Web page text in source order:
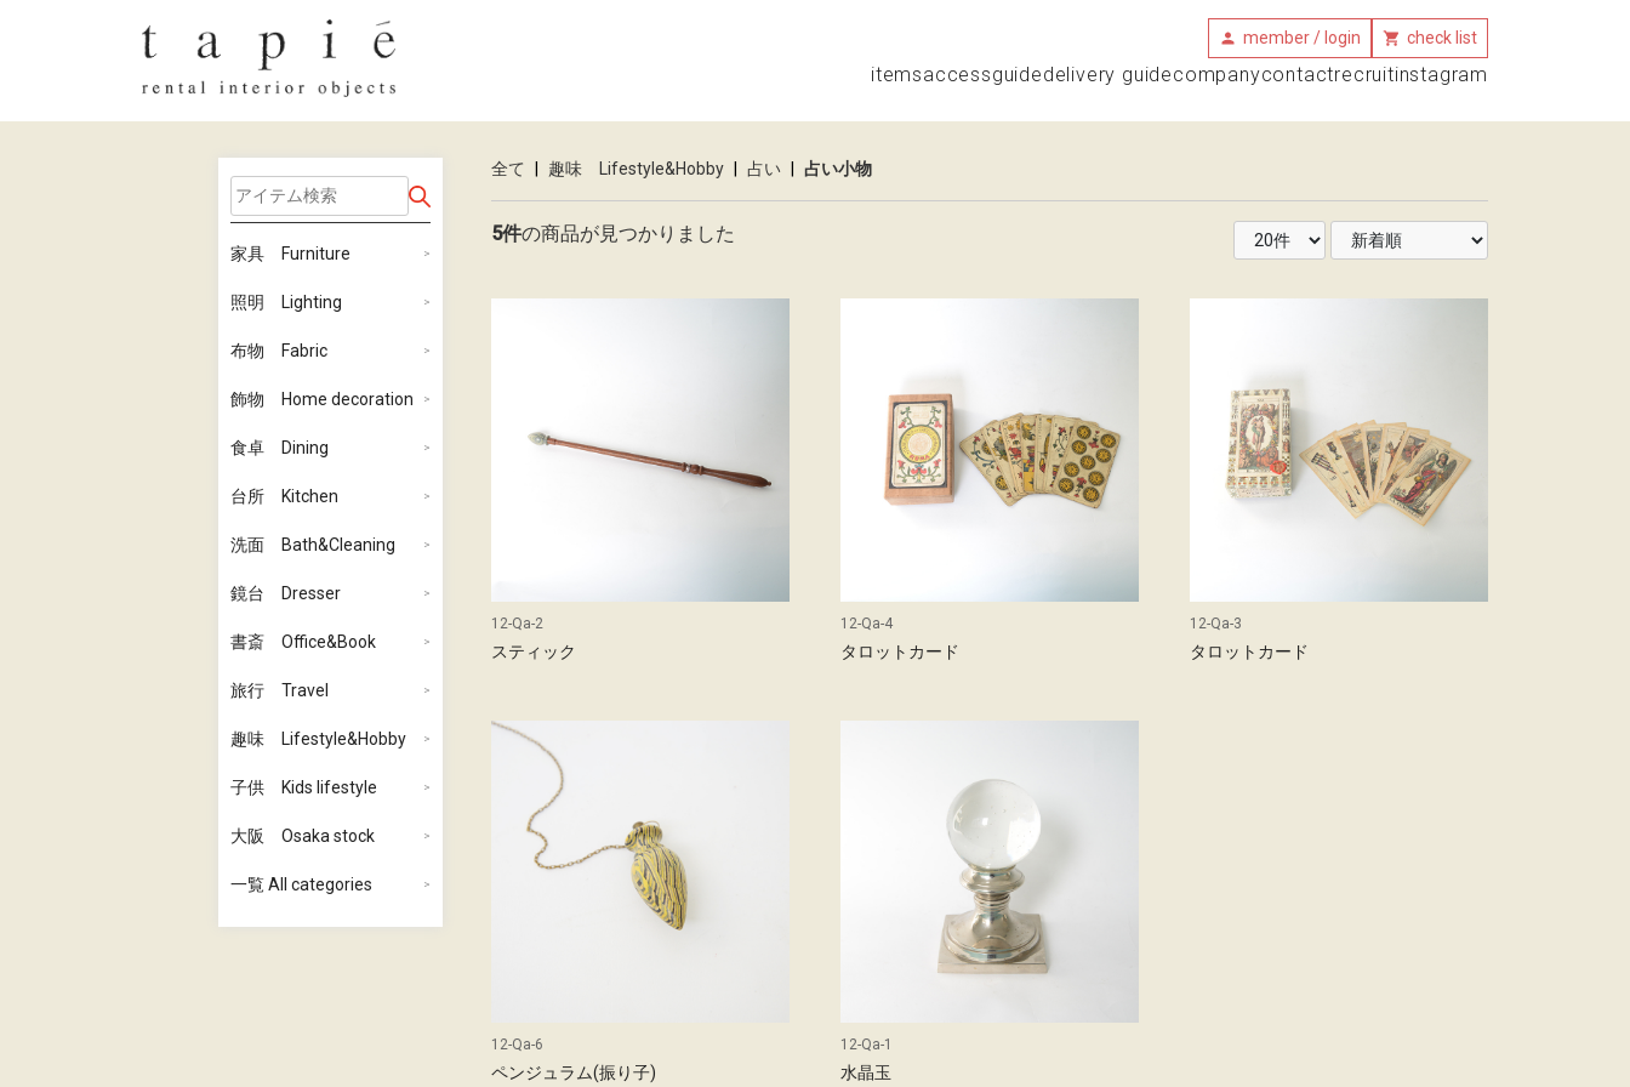
member / login check list
itemsaccessguidedelivery guidecompanycontactrecruitinstagram
家具 Furniture
照明 Lighting
布物 Fabric
飾物 Home decoration
食卓 Dining
台所 Kitchen
洗面 Bath&Cleaning
鏡台 Dresser
書斎 Office&Book
旅行 Travel
趣味 Lifestyle&Hobby
子供 Kids lifestyle
大阪 Osaka stock
一覧 All categories
全て 趣味 Lifestyle&Hobby 占い 占い小物
5件の商品が見つかりました
12-Qa-2
スティック
12-Qa-4
タロットカード
12-Qa-3
タロットカード
12-Qa-6
ペンジュラム(振り子)
12-Qa-1
水晶玉